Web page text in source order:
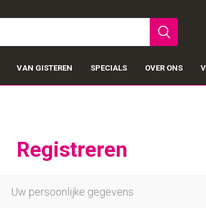
VAN GISTEREN SPECIALS OVER ONS
Registreren
Uw persoonlijke gegevens